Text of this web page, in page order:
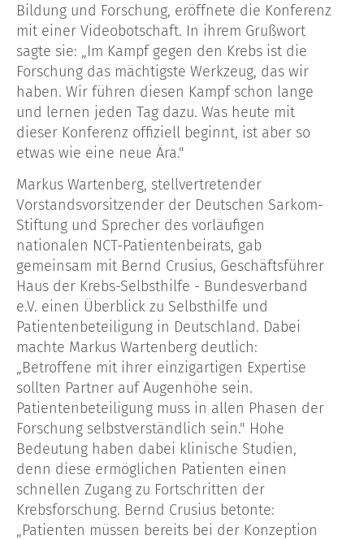
Bildung und Forschung, eröffnete die Konferenz
mit einer Videobotschaft. In ihrem Grußwort
sagte sie: „Im Kampf gegen den Krebs ist die
Forschung das mächtigste Werkzeug, das wir
haben. Wir führen diesen Kampf schon lange
und lernen jeden Tag dazu. Was heute mit
dieser Konferenz offiziell beginnt, ist aber so
etwas wie eine neue Ära."
Markus Wartenberg, stellvertretender
Vorstandsvorsitzender der Deutschen Sarkom-
Stiftung und Sprecher des vorläufigen
nationalen NCT-Patientenbeirats, gab
gemeinsam mit Bernd Crusius, Geschäftsführer
Haus der Krebs-Selbsthilfe - Bundesverband
e.V. einen Überblick zu Selbsthilfe und
Patientenbeteiligung in Deutschland. Dabei
machte Markus Wartenberg deutlich:
„Betroffene mit ihrer einzigartigen Expertise
sollten Partner auf Augenhöhe sein.
Patientenbeteiligung muss in allen Phasen der
Forschung selbstverständlich sein." Hohe
Bedeutung haben dabei klinische Studien,
denn diese ermöglichen Patienten einen
schnellen Zugang zu Fortschritten der
Krebsforschung. Bernd Crusius betonte:
„Patienten müssen bereits bei der Konzeption